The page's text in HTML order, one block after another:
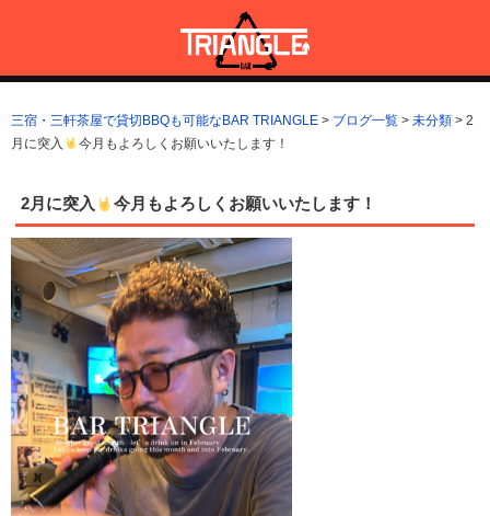
ン
へ
ス
三宿・三軒茶屋で貸切BBQも可能なBAR TRIANGLE
三宿・三軒茶屋A5ランクの貸切BBQも可能なBAR TRIANGLE(バー・
トライアングル)
三宿・三軒茶屋で貸切BBQも可能なBAR TRIANGLE > ブログ一覧 > 未分類 > 2
月に突入
今月もよろしくお願いいたします！
2月に突入 今月もよろしくお願いいたします！